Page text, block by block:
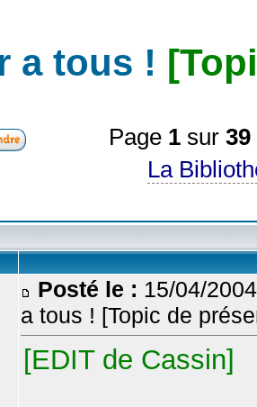
a tous !
Page 1 sur39
La
Posté le : 15/04/
a tous ! [Topic de
[EDIT de Cassin]